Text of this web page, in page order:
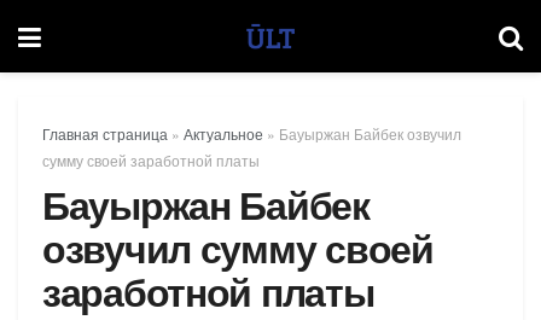
Главная страница » Актуальное » Бауыржан Байбек озвучил
сумму своей заработной платы
Бауыржан Байбек
озвучил сумму своей
заработной платы